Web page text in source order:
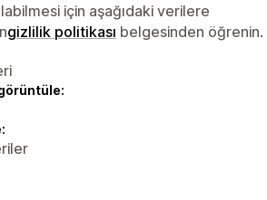
için aşağıdaki verilere
gizlilik politikası belgesinden öğrenin.